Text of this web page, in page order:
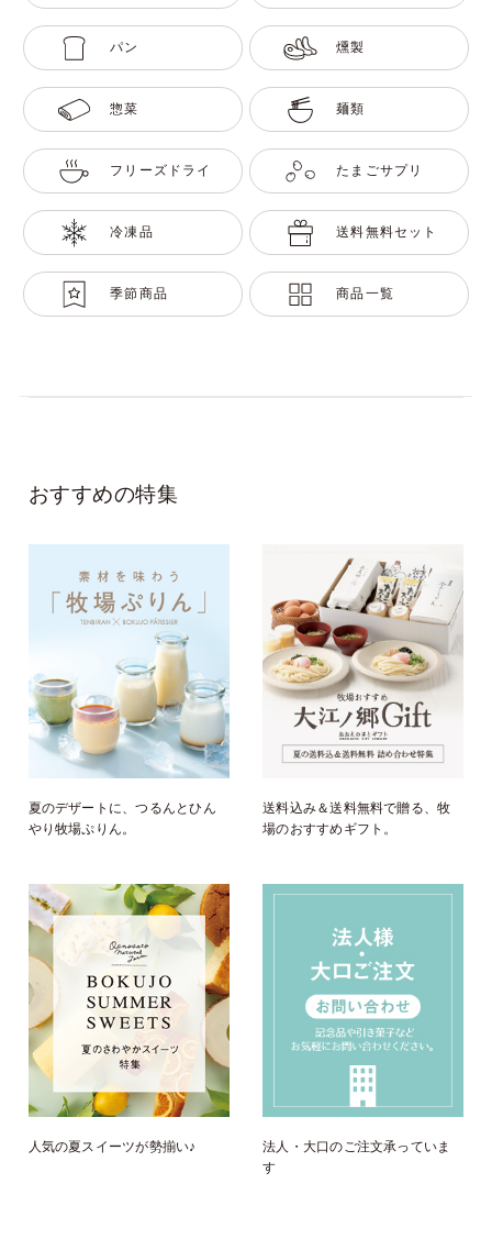
パン 燻製
惣菜 麺類
フリーズドライ たまごサプリ
冷凍品 送料無料セット
季節商品 商品一覧
おすすめの特集
夏のデザートに、つるんとひん
やり牧場ぷりん。
送料込み＆送料無料で贈る、牧
場のおすすめギフト。
人気の夏スイーツが勢揃い♪
法人・大口のご注文承っていま
す